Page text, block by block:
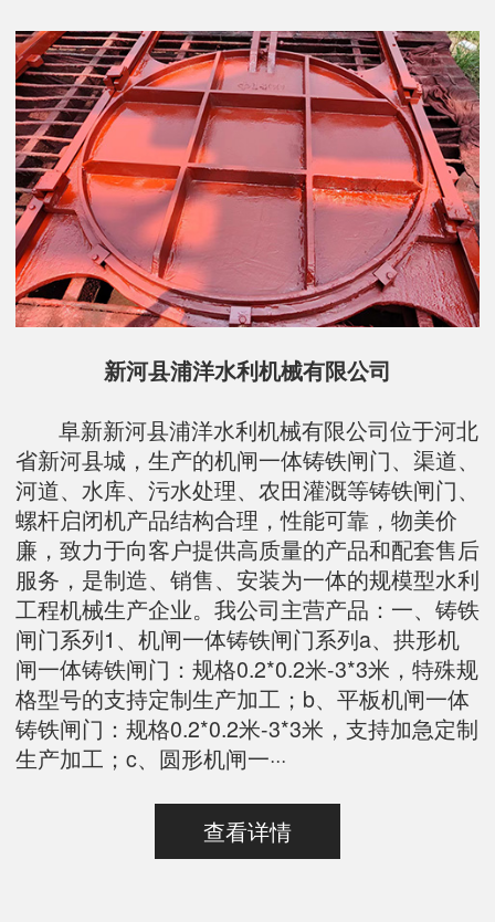
新河县浦洋水利机械有限公司
阜新新河县浦洋水利机械有限公司位于河北
省新河县城，生产的机闸一体铸铁闸门、渠道、
河道、水库、污水处理、农田灌溉等铸铁闸门、
螺杆启闭机产品结构合理，性能可靠，物美价
廉，致力于向客户提供高质量的产品和配套售后
服务，是制造、销售、安装为一体的规模型水利
工程机械生产企业。我公司主营产品：一、铸铁
闸门系列1、机闸一体铸铁闸门系列a、拱形机
闸一体铸铁闸门：规格0.2*0.2米-3*3米，特殊规
格型号的支持定制生产加工；b、平板机闸一体
铸铁闸门：规格0.2*0.2米-3*3米，支持加急定制
生产加工；c、圆形机闸一···
查看详情